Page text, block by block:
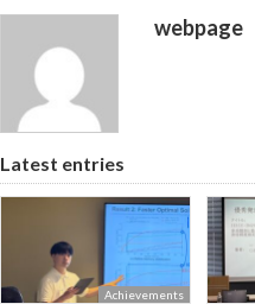
webpage
Latest entries
Achievements